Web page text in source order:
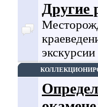
Другие